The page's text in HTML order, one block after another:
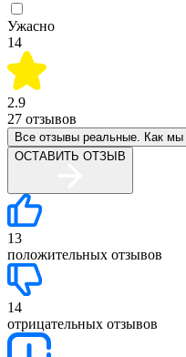
Ужасно
14
2.9
27 отзывов
Все отзывы реальные. Как
ОСТАВИТЬ ОТЗЫВ
13
положительных отзывов
14
отрицательных отзывов